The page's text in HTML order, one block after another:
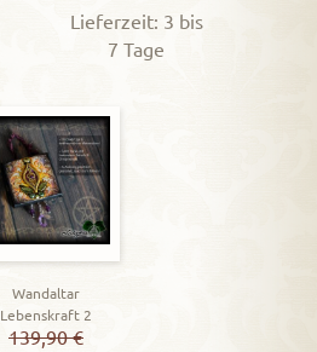
Lieferzeit: 3 bis
7 Tage
Wandaltar
Lebenskraft 2
139,90€